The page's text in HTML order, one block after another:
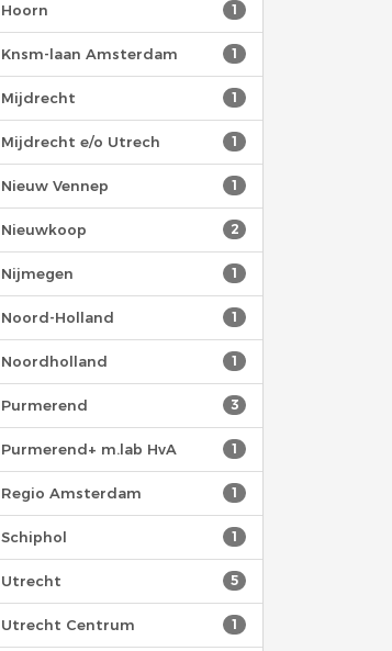
1
Hoorn
1
Knsm-laan Amsterdam
1
Mijdrecht
1
Mijdrecht e/o Utrech
1
Nieuw Vennep
2
Nieuwkoop
1
Nijmegen
1
Noord-Holland
1
Noordholland
3
Purmerend
1
Purmerend+ m.lab HvA
1
Regio Amsterdam
1
Schiphol
5
Utrecht
1
Utrecht Centrum